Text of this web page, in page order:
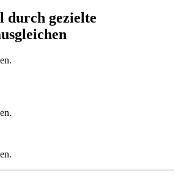
durch gezielte